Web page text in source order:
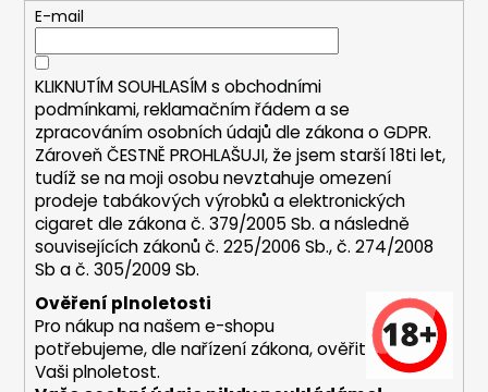
HLEDAT
D
o
p
o
u
E-mail
KLIKNUTÍM SOUHLASÍM s obchodními
podmínkami,reklamačním řádem a se
zpracováním osobních údajů dle zákona oGDPR.
Zároveň ČESTNĚ PROHLAŠUJI, že jsem starší 18ti let,
tudíž se na moji osobu nevztahuje omezení
prodeje tabákových výrobků a elektronických
cigaret dle zákona č. 379/2005 Sb. a následně
souvisejících zákonů č. 225/2006 Sb., č. 274/2008
Sb a č. 305/2009 Sb.
Ověření plnoletosti
Pro nákup na našem e-shopu
potřebujeme, dle nařízení zákona, ověřit
Vaši plnoletost.